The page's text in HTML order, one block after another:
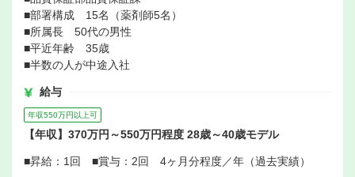
■部署構成 15名（薬剤師5名）
■所属長 50代の男性
■平近年齢 35歳
■半数の人が中途入社
給与
年収550万円以上可
【年収】370万円～550万円程度 28歳～40歳モデル
■昇給：1回 ■賞与：2回 4ヶ月分程度／年（過去実績）